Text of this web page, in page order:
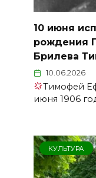
10 июня
рождения
Брилева
10.06.2026
Тимофей
июня 1906
КУЛЬТУРА